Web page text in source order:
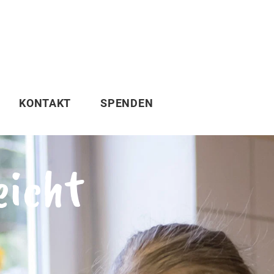
KONTAKT SPENDEN